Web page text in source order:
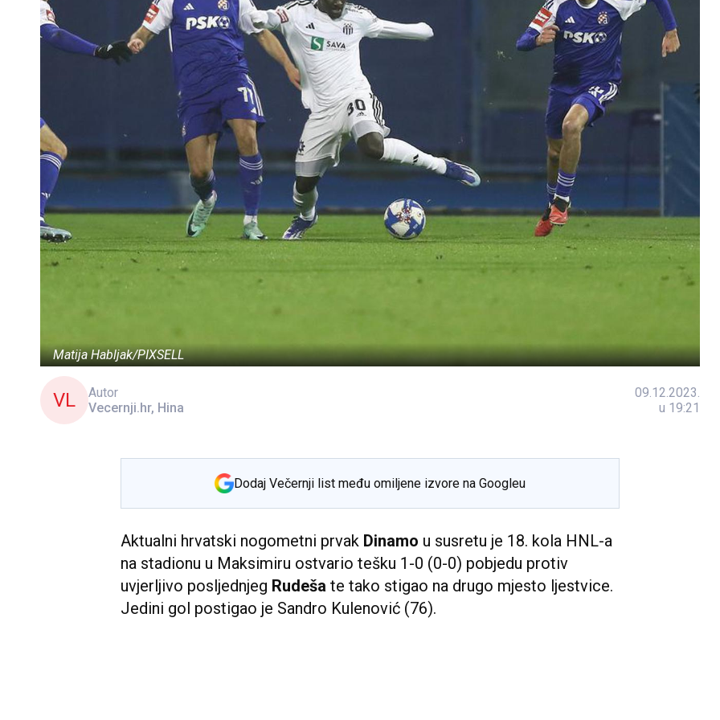
Matija Habljak/PIXSELL
VL
Autor
Vecernji.hr, Hina
09.12.2023.
u 19:21
Dodaj Večernji list među omiljene izvore na Googleu
Aktualni hrvatski nogometni prvak Dinamo u susretu je 18. kola HNL-a
na stadionu u Maksimiru ostvario tešku 1-0 (0-0) pobjedu protiv
uvjerljivo posljednjeg Rudeša te tako stigao na drugo mjesto ljestvice.
Jedini gol postigao je Sandro Kulenović (76).